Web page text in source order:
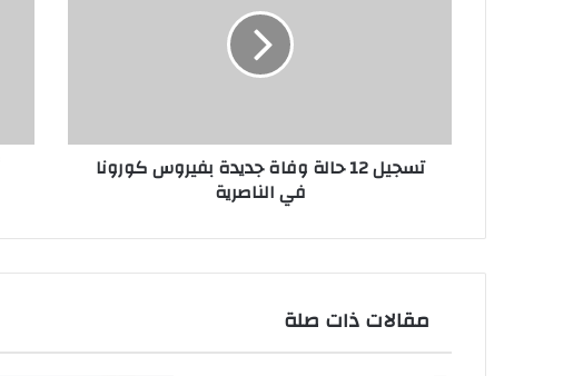
الناصرية
تسجيل 12 حالة وفاة جديدة بفيروس كورونا
في الناصرية
مقالات ذات صلة